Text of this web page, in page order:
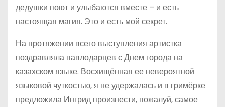
дедушки поют и улыбаются вместе – и есть
настоящая магия. Это и есть мой секрет.
На протяжении всего выступления артистка
поздравляла павлодарцев с Днем города на
казахском языке. Восхищённая ее невероятной
языковой чуткостью, я не удержалась и в гримёрке
предложила Ингрид произнести, пожалуй, самое